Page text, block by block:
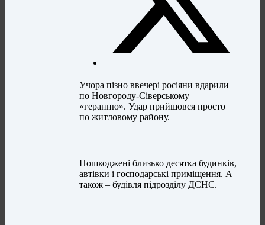
Учора пізно ввечері росіяни вдарили
по Новгороду-Сіверському
«геранню». Удар прийшовся просто
по житловому району.
Пошкоджені близько десятка будинків,
автівки і господарські приміщення. А
також – будівля підрозділу ДСНС.